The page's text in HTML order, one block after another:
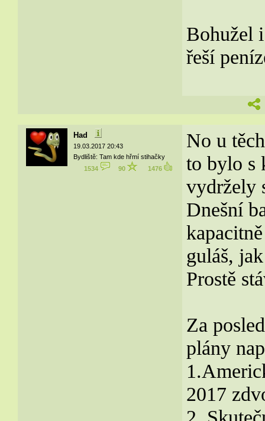
Bohužel
řeší
Had
19.03.2017 20:43
Bydliště: Tam kde hřmí stihačky
1534
90 1476
No u
to bylo s
vydržely
Dnešní
guláš,
Prostě
Za
plány
2017